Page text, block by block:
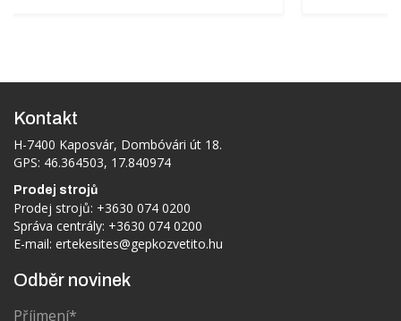
Kontakt
H-7400 Kaposvár, Dombóvári út 18.
GPS: 46.364503, 17.840974
Prodej strojů
Prodej strojů: +3630 074 0200
Správa centrály: +3630 074 0200
E-mail: ertekesites@gepkozvetito.hu
Odběr novinek